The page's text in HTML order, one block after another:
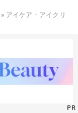
» アイケア・アイクリ
PR